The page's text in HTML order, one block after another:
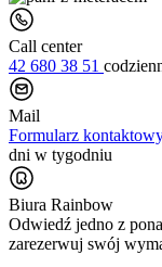
Call center
42 680 38 51
Mail
Formularz
dni w tygodniu
Biura Rainbow
Odwiedź jedno z
zarezerwuj swój